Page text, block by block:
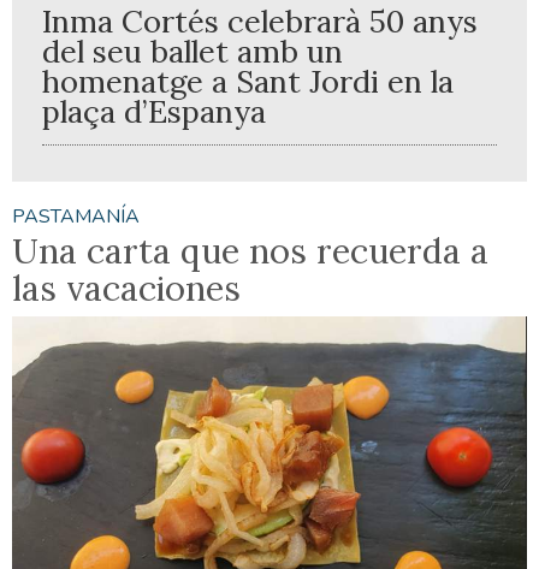
Inma Cortés celebrarà 50 anys
del seu ballet amb un
homenatge a Sant Jordi en la
plaça d’Espanya
PASTAMANÍA
Una carta que nos recuerda a
las vacaciones